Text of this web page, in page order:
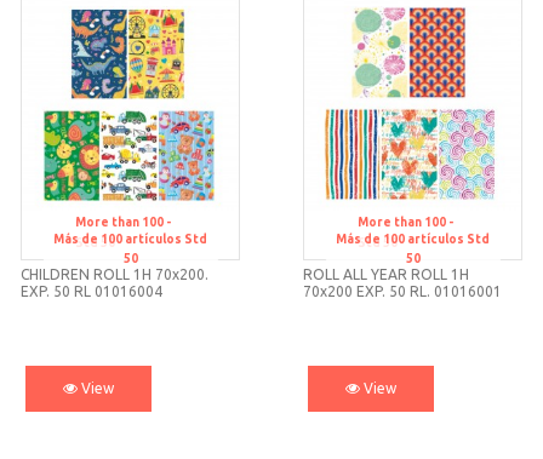
More than 100 -
Std 50
CHILDREN ROLL 1H 70x200.
EXP. 50 RL 01016004
Más de 100 artículos Std
50
View
More than 100 -
Std 50
ROLL ALL YEAR ROLL 1H
70x200 EXP. 50 RL. 01016001
Más de 100 artículos Std
50
View